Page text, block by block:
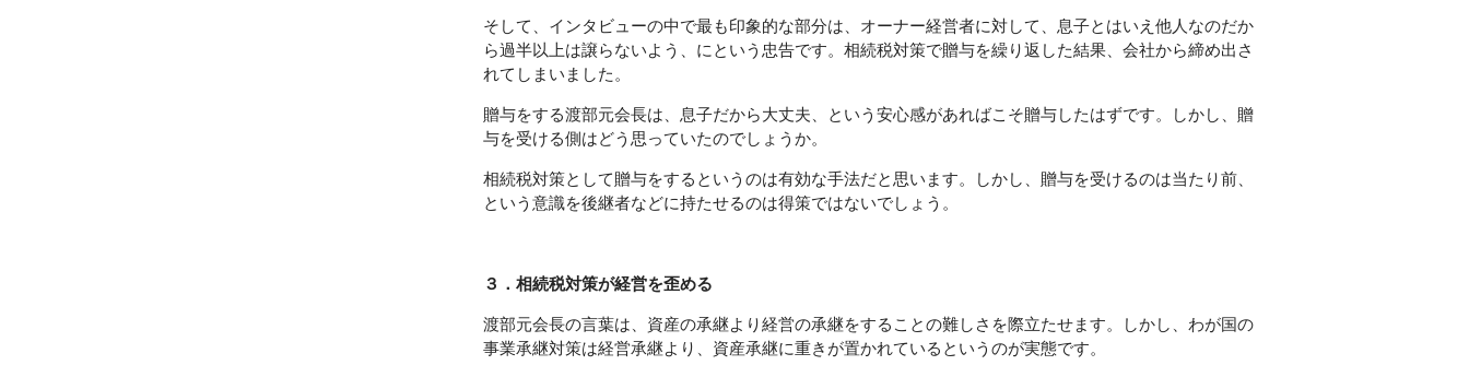
そして、インタビューの中で最も印象的な部分は、オーナー経営者に対して、息子とはいえ他人なのだか
ら過半以上は譲らないよう、にという忠告です。相続税対策で贈与を繰り返した結果、会社から締め出さ
れてしまいました。
贈与をする渡部元会長は、息子だから大丈夫、という安心感があればこそ贈与したはずです。しかし、贈
与を受ける側はどう思っていたのでしょうか。
相続税対策として贈与をするというのは有効な手法だと思います。しかし、贈与を受けるのは当たり前、
という意識を後継者などに持たせるのは得策ではないでしょう。
３．相続税対策が経営を歪める
渡部元会長の言葉は、資産の承継より経営の承継をすることの難しさを際立たせます。しかし、わが国の
事業承継対策は経営承継より、資産承継に重きが置かれているというのが実態です。